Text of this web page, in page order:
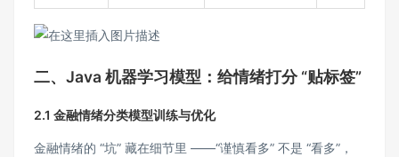
二、Java 机器学习模型：给情绪打分 “贴标签”
2.1 金融情绪分类模型训练与优化
金融情绪的 “坑” 藏在细节里 ——“谨慎看多” 不是 “看多”，